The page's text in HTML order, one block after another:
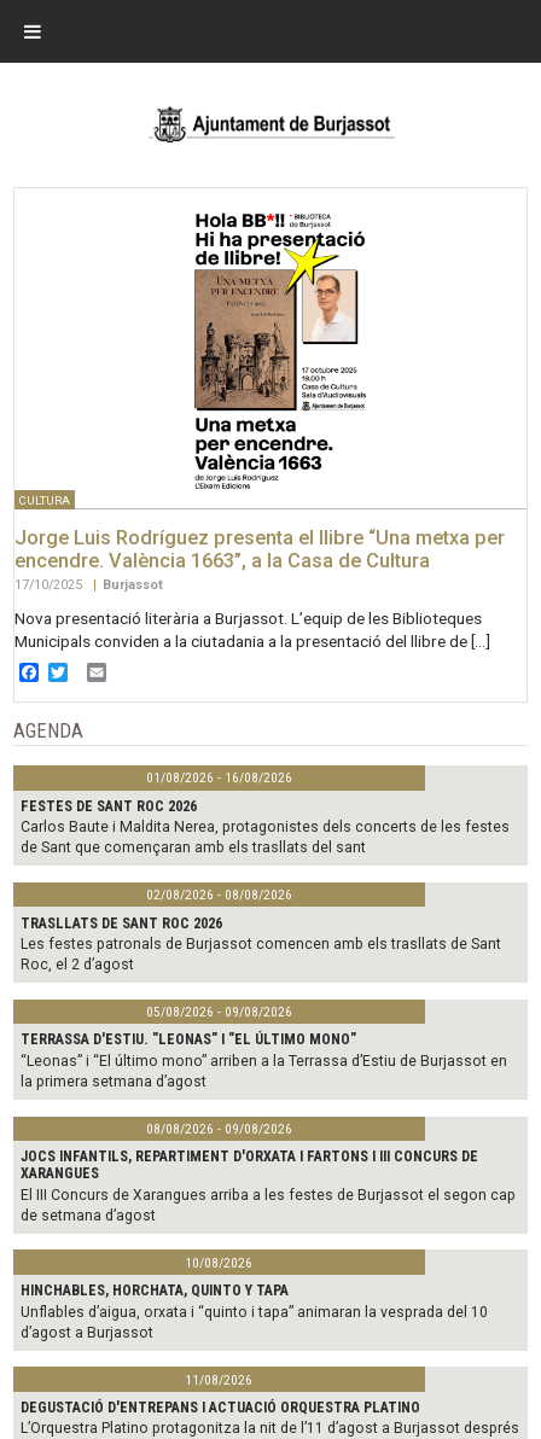
CULTURA
Jorge Luis Rodríguez presenta el llibre “Una metxa per
encendre. València 1663”, a la Casa de Cultura
17/10/2025 Burjassot
Nova presentació literària a Burjassot. L’equip de les Biblioteques
Municipals conviden a la ciutadania a la presentació del llibre de […]
Facebook
Twitter
AGENDA
01/08/2026 - 16/08/2026
FESTES DE SANT ROC 2026
Carlos Baute i Maldita Nerea, protagonistes dels concerts de les festes
de Sant que començaran amb els trasllats del sant
02/08/2026 - 08/08/2026
TRASLLATS DE SANT ROC 2026
Les festes patronals de Burjassot comencen amb els trasllats de Sant
Roc, el 2 d’agost
05/08/2026 - 09/08/2026
TERRASSA D'ESTIU. "LEONAS" I "EL ÚLTIMO MONO"
“Leonas” i “El último mono” arriben a la Terrassa d’Estiu de Burjassot en
la primera setmana d’agost
08/08/2026 - 09/08/2026
JOCS INFANTILS, REPARTIMENT D'ORXATA I FARTONS I III CONCURS DE
XARANGUES
El III Concurs de Xarangues arriba a les festes de Burjassot el segon cap
de setmana d’agost
10/08/2026
HINCHABLES, HORCHATA, QUINTO Y TAPA
Unflables d’aigua, orxata i “quinto i tapa” animaran la vesprada del 10
d’agost a Burjassot
11/08/2026
DEGUSTACIÓ D'ENTREPANS I ACTUACIÓ ORQUESTRA PLATINO
L’Orquestra Platino protagonitza la nit de l’11 d’agost a Burjassot després